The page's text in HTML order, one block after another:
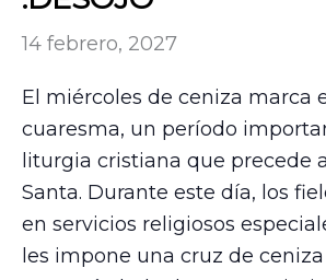
14 febrero, 2027
El miércoles de ceniza marca
cuaresma, un período
liturgia cristiana que precede
Santa. Durante este día, los
en servicios religiosos
les impone una cruz de